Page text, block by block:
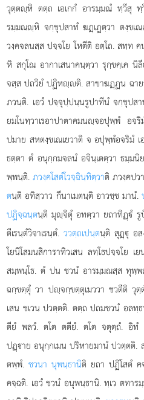
วุตฺตฺหิ ตตฺถ เอเกกํ อารมฺมณํ ทฺวีสุ ทฺ
รมฺมณฺหิ จกฺขุปสาทํ ฆฏฺเฏตฺวา ตงฺขเณ
วงฺคจลนสฺส ปจฺจโย โหตีติ อตฺโถ. สทฺท ค
หิ สกุโณ อากาเสนาคนฺตฺวา รุกฺขคฺเค นิ
จสฺส ปถวิยํ ปฏิหฺติ. สาขาฆฏฺฏน ฉาย
ภวนฺติ. เอวํ ปจฺจุปฺปนฺนรูปาทีนํ จกฺขุปส
ยมโนทฺวาเรอาปาตาคมนฺจอปุพฺพํ อจ
ปมาย สหตงฺขเณเยวาติ จ อปุพฺพํอจริมํ
ธตฺตา ตํ อนุกฺกมจลนํ อจินฺเตตฺวา ธมฺมนิ
พฺพนฺติ.ภวงฺคโสตํโวจฺฉินฺทิตฺวาติ ภวงฺคป
ตนฺติ อทิสฺวาว กึนาเมตนฺติ อาวชฺช มานํ.
ปฏิจฺฉนฺตนฺติ มุฺจิตุํ อทตฺวา ยถาทิฏฺํ
ตีเรนฺตํวิจาเรนฺตํ. ววตฺถเปนฺตนฺติ สุฏฺุ อส
โยนิโสมนสิการาทิวเสน ลทฺโธปจฺจโย เย
สมฺพนฺโธ. ตํ ปน ชวนํ อารมฺมณสฺส ทุพฺพ
ฉกฺขตฺตุํ วา ปฺจกฺขตฺตุเมววา ชวตีติ วุตฺ
เสน ชเวน ปวตฺตติ. ตตฺถ ปถมชวนํ อลทฺ
ตียํ พลวํ. ตโต ตตียํ. ตโต จตุตฺถํ. อิ
ปฏฺาย อนุกฺกเมน ปริหายมานํ ปวตฺตติ.
ตพฺพํ.ชวนา นุพนฺธานิติ ยถา ปฏิโสตํ
คจฺฉติ. เอวํ ชวนํ อนุพนฺธานิ. ทฺเว ตทา